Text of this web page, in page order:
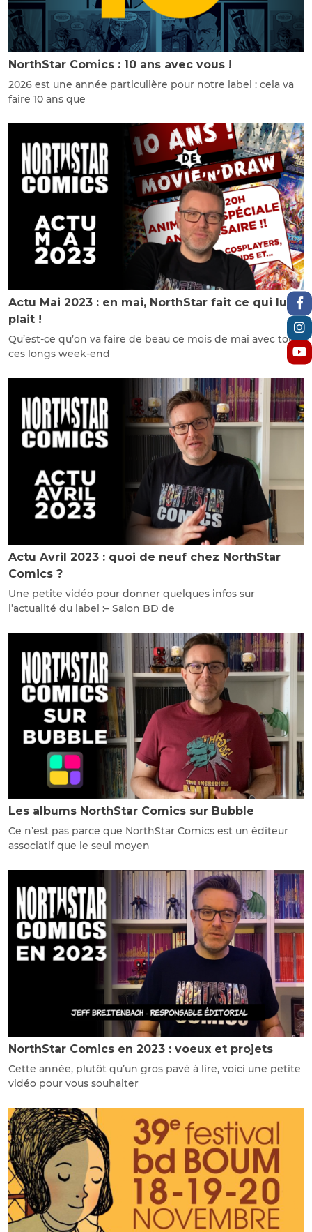
NorthStar Comics : 10 ans avec vous !
2026 est une année particulière pour notre label : cela va
faire 10 ans que
Actu Mai 2023 : en mai, NorthStar fait ce qui lui
plait !
Qu’est-ce qu’on va faire de beau ce mois de mai avec tous
ces longs week-end
Actu Avril 2023 : quoi de neuf chez NorthStar
Comics ?
Une petite vidéo pour donner quelques infos sur
l’actualité du label :– Salon BD de
Les albums NorthStar Comics sur Bubble
Ce n’est pas parce que NorthStar Comics est un éditeur
associatif que le seul moyen
NorthStar Comics en 2023 : voeux et projets
Cette année, plutôt qu’un gros pavé à lire, voici une petite
vidéo pour vous souhaiter